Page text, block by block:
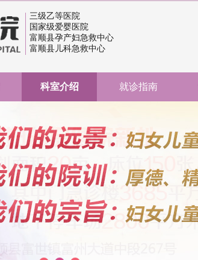
三级乙等医院
国家级爱婴医院
富顺县孕产妇急救中心
富顺县儿科急救中心
科室介绍 就诊指南